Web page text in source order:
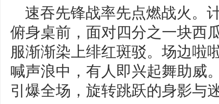
速吞先锋战率先点燃战火。
俯身桌前，面对四分之一块西
服渐渐染上绯红斑驳。场边啦
喊声浪中，有人即兴起舞助威
引爆全场，旋转跳跃的身影与